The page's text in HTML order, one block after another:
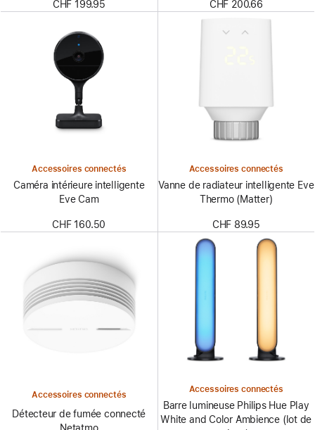
CHF 199.95
CHF 200.66
Accessoires connectés
Caméra intérieure intelligente
Eve Cam
CHF 160.50
Accessoires connectés
Vanne de radiateur intelligente Eve
Thermo (Matter)
CHF 89.95
Accessoires connectés
Détecteur de fumée connecté
Accessoires connectés
Barre lumineuse Philips Hue Play
White and Color Ambience (lot de